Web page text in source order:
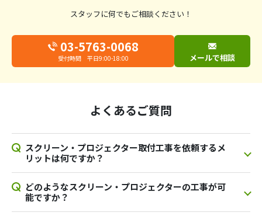
スタッフに何でもご相談ください！
03-5763-0068
受付時間 平日9:00-18:00 メールで相談
よくあるご質問
スクリーン・プロジェクター取付工事を依頼するメ
リットは何ですか？
どのようなスクリーン・プロジェクターの工事が可
能ですか？